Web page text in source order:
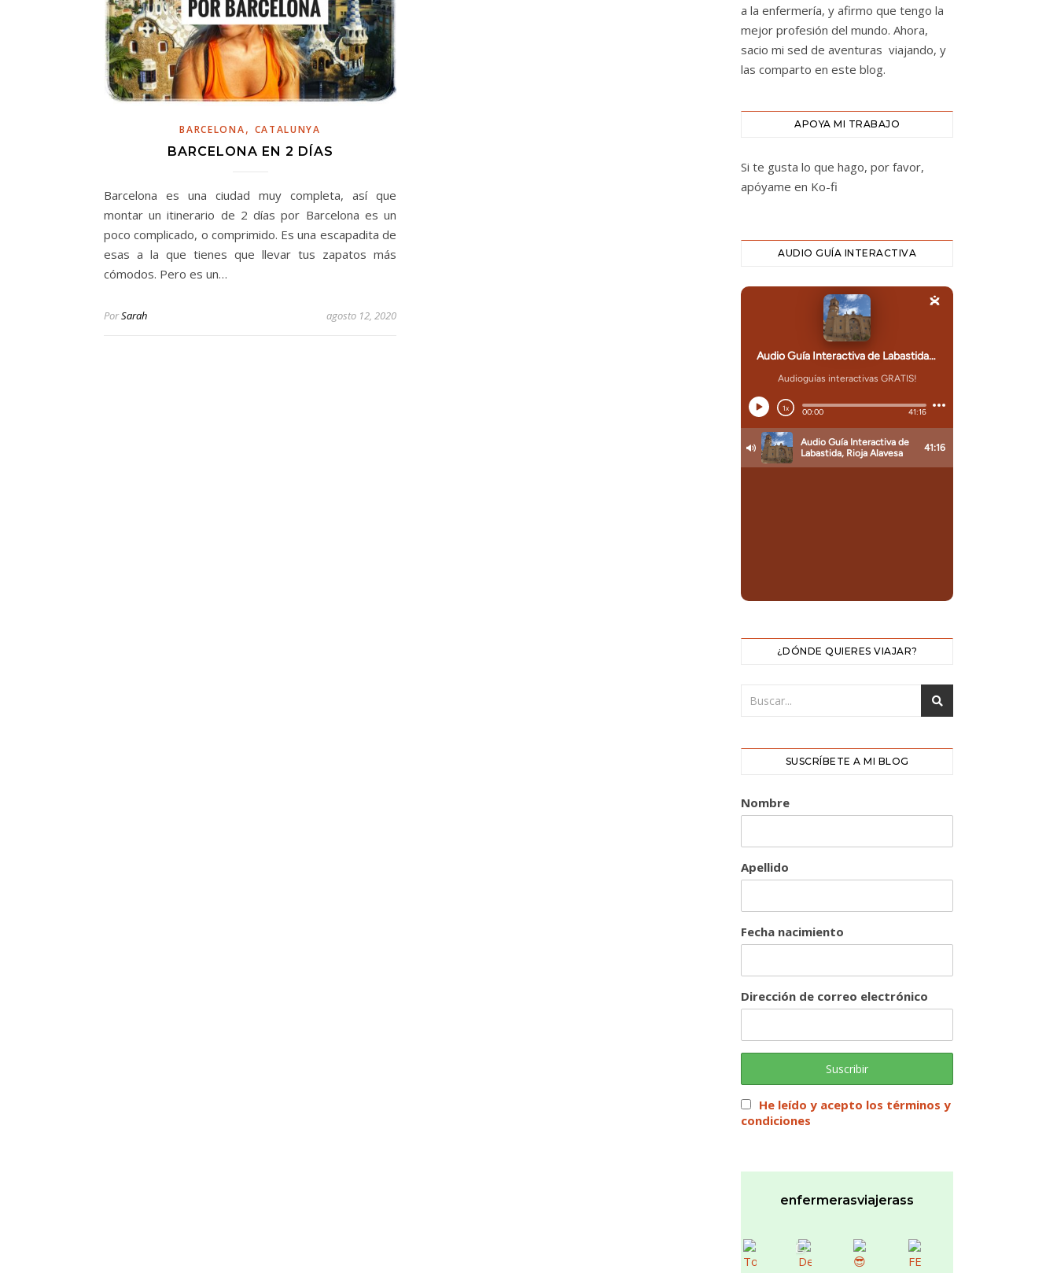
BARCELONA, CATALUNYA
BARCELONA EN 2 DÍAS
Barcelona es una ciudad muy completa, así que
montar un itinerario de 2 días por Barcelona es un
poco complicado, o comprimido. Es una escapadita de
esas a la que tienes que llevar tus zapatos más
cómodos. Pero es un…
PorSarah agosto 12, 2020
a la enfermería, y afirmo que tengo la
mejor profesión del mundo. Ahora,
sacio mi sed de aventuras viajando, y
las comparto en este blog.
APOYA MI TRABAJO
Si te gusta lo que hago, por favor,
apóyame en Ko-fi
AUDIO GUÍA INTERACTIVA
¿DÓNDE QUIERES VIAJAR?
SUSCRÍBETE A MI BLOG
Nombre
Apellido
Fecha nacimiento
Dirección de correo electrónico
He leído y acepto los términos y
condiciones
enfermerasviajerass